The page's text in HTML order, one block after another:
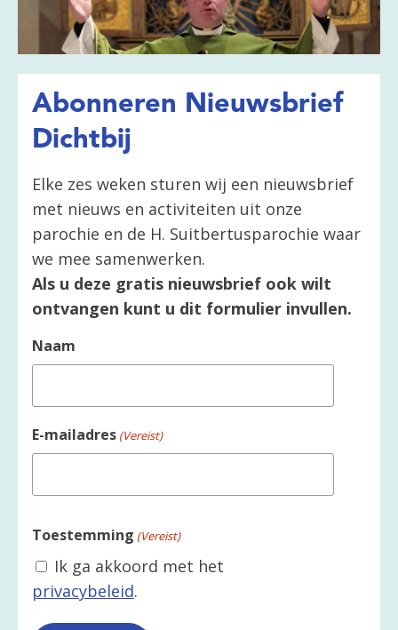
Abonneren Nieuwsbrief
Dichtbij
Elke zes weken sturen wij een nieuwsbrief
met nieuws en activiteiten uit onze
parochie en de H. Suitbertusparochie waar
we mee samenwerken.
Als u deze gratis nieuwsbrief ook wilt
ontvangen kunt u dit formulier invullen.
Naam
E-mailadres (Vereist)
Toestemming (Vereist)
Ik ga akkoord met het
privacybeleid.